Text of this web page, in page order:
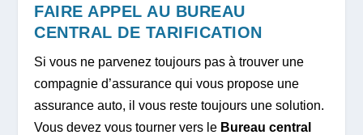
FAIRE APPEL AU BUREAU
CENTRAL DE TARIFICATION
Si vous ne parvenez toujours pas à trouver une
compagnie d’assurance qui vous propose une
assurance auto, il vous reste toujours une solution.
Vous devez vous tourner vers le Bureau central